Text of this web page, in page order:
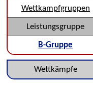
Wettkampfgruppen
Leistungsgruppe
B-Gruppe
NavigationWettkämpfe